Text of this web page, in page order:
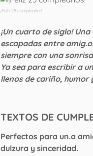
¡Feliz 25 cumpleaños!
¡Un cuarto de siglo!
escapadas entre
siempre con una
Ya sea para escribir a
llenos de cariño, humor
TEXTOS DE
Perfectos para un.a
dulzura y sinceridad.